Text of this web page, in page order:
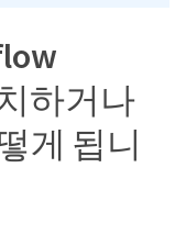
하거나
게 됩니